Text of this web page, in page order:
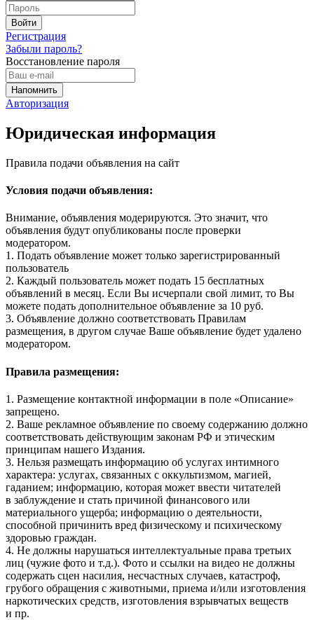
Регистрация
Забыли пароль?
Восстановление пароля
Авторизация
Юридическая информация
Правила подачи объявления на сайт
Условия подачи объявления:
Внимание, объявления модерируются. Это значит, что
объявления будут опубликованы после проверки
модератором.
1. Подать объявление может только зарегистрированный
пользователь
2. Каждый пользователь может подать 15 бесплатных
объявлений в месяц. Если Вы исчерпали свой лимит, то Вы
можете подать дополнительное объявление за 10 руб.
3. Объявление должно соответствовать Правилам
размещения, в другом случае Ваше объявление будет удалено
модератором.
Правила размещения:
1. Размещение контактной информации в поле «Описание»
запрещено.
2. Ваше рекламное объявление по своему содержанию должно
соответствовать действующим законам РФ и этическим
принципам нашего Издания.
3. Нельзя размещать информацию об услугах интимного
характера: услугах, связанных с оккультизмом, магией,
гаданием; информацию, которая может ввести читателей
в заблуждение и стать причиной финансового или
материального ущерба; информацию о деятельности,
способной причинить вред физическому и психическому
здоровью граждан.
4. Не должны нарушаться интеллектуальные права третьих
лиц (чужие фото и т.д.). Фото и ссылки на видео не должны
содержать сцен насилия, несчастных случаев, катастроф,
грубого обращения с животными, приема и/или изготовления
наркотических средств, изготовления взрывчатых веществ
и пр.